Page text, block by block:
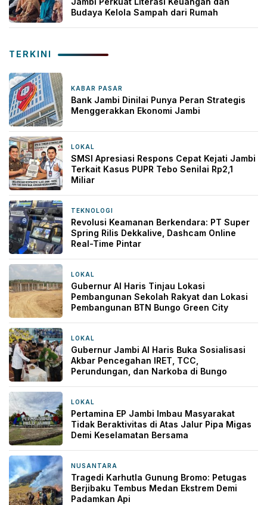
Budaya Kelola Sampah dari Rumah
TERKINI
KABAR PASAR
Bank Jambi Dinilai Punya Peran Strategis
Menggerakkan Ekonomi Jambi
LOKAL
SMSI Apresiasi Respons Cepat Kejati Jambi
Terkait Kasus PUPR Tebo Senilai Rp2,1
Miliar
TEKNOLOGI
Revolusi Keamanan Berkendara: PT Super
Spring Rilis Dekkalive, Dashcam Online
Real-Time Pintar
LOKAL
Gubernur Al Haris Tinjau Lokasi
Pembangunan Sekolah Rakyat dan Lokasi
Pembangunan BTN Bungo Green City
LOKAL
Gubernur Jambi Al Haris Buka Sosialisasi
Akbar Pencegahan IRET, TCC,
Perundungan, dan Narkoba di Bungo
LOKAL
Pertamina EP Jambi Imbau Masyarakat
Tidak Beraktivitas di Atas Jalur Pipa Migas
Demi Keselamatan Bersama
NUSANTARA
Tragedi Karhutla Gunung Bromo: Petugas
Berjibaku Tembus Medan Ekstrem Demi
Padamkan Api